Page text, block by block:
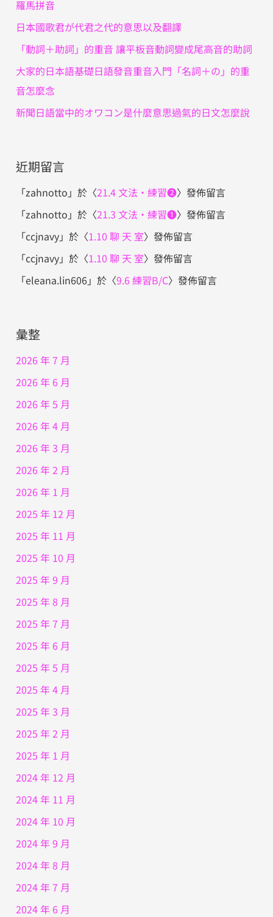
羅馬拼音
日本國歌君が代君之代的意思以及翻譯
「動詞＋助詞」的重音 讓平板音動詞變成尾高音的助詞
大家的日本語基礎日語發音重音入門「名詞＋の」的重
音怎麼念
新聞日語當中的オワコン是什麼意思過氣的日文怎麼說
近期留言
「zahnotto 」於〈21.4 文法・練習❷〉發佈留言
「zahnotto 」於〈21.3 文法・練習❶〉發佈留言
「ccjnavy」於〈1.10 聊 天 室〉發佈留言
「ccjnavy」於〈1.10 聊 天 室〉發佈留言
「eleana.lin606」於〈9.6 練習B/C〉發佈留言
彙整
2026 年 7 月
2026 年 6 月
2026 年 5 月
2026 年 4 月
2026 年 3 月
2026 年 2 月
2026 年 1 月
2025 年 12 月
2025 年 11 月
2025 年 10 月
2025 年 9 月
2025 年 8 月
2025 年 7 月
2025 年 6 月
2025 年 5 月
2025 年 4 月
2025 年 3 月
2025 年 2 月
2025 年 1 月
2024 年 12 月
2024 年 11 月
2024 年 10 月
2024 年 9 月
2024 年 8 月
2024 年 7 月
2024 年 6 月